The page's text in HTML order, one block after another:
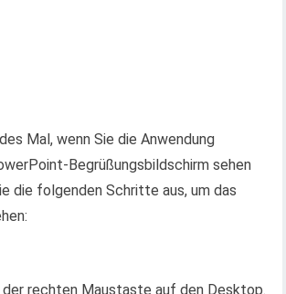
Mal, wenn Sie die Anwendung
Begrüßungsbildschirm sehen
die folgenden Schritte aus, um das
der rechten Maustaste auf den Desktop.